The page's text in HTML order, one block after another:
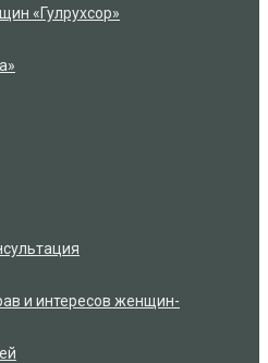
«Гулрухсор»
и интересов женщин-